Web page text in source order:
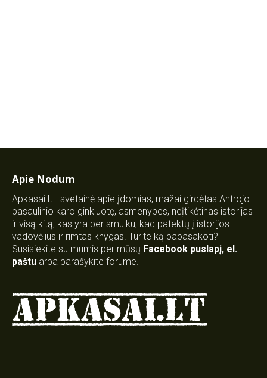
Apie Nodum
Apkasai.lt - svetainė apie įdomias, mažai girdėtas Antrojo
pasaulinio karo ginkluotę, asmenybes, neįtikėtinas istorijas
ir visą kitą, kas yra per smulku, kad patektų į istorijos
vadovėlius ir rimtas knygas. Turite ką papasakoti?
Susisiekite su mumis per mūsų Facebook puslapį, el.
paštu arba parašykite forume.